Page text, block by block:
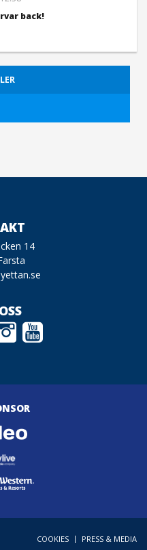
back!
14
COOKIES | PRESS & MEDIA